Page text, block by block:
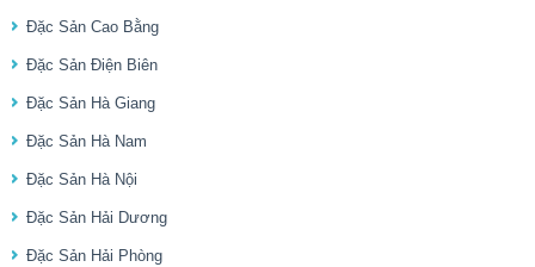
Đặc Sản Cao Bằng
Đặc Sản Điện Biên
Đặc Sản Hà Giang
Đặc Sản Hà Nam
Đặc Sản Hà Nội
Đặc Sản Hải Dương
Đặc Sản Hải Phòng